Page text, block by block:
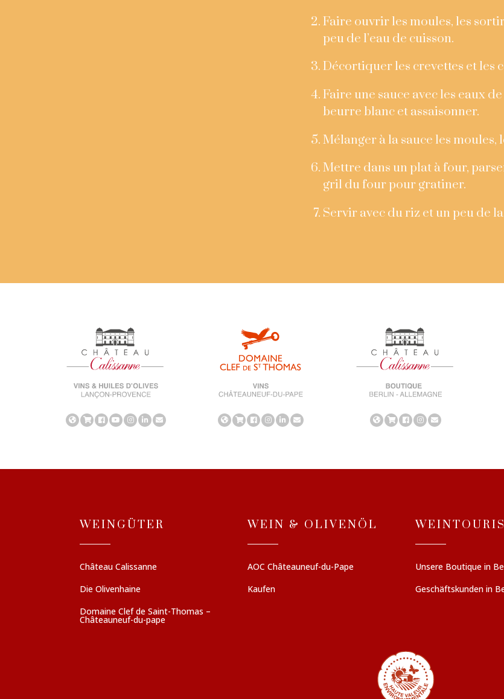
Faire ouvrir les moules, les
peu de l’eau de cuisson.
Décortiquer les crevettes et les
Faire une sauce avec les eaux
beurre blanc et assaisonner.
Mélanger à la sauce les moules,
Mettre dans un plat à four,
gril du four pour gratiner.
Servir avec du riz et un peu de
WEINGÜTER
Château Calissanne
Die Olivenhaine
Domaine Clef de Saint-Thomas –
Châteauneuf-du-pape
WEIN & OLIVENÖL
AOC Châteauneuf-du-Pape
Kaufen
Unsere Boutique in
Geschäftskunden in